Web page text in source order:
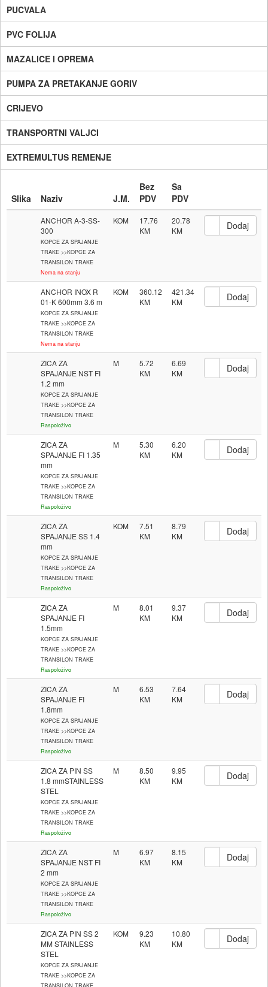
PUCVALA
PVC FOLIJA
MAZALICE I OPREMA
PUMPA ZA PRETAKANJE GORIV
CRIJEVO
TRANSPORTNI VALJCI
EXTREMULTUS REMENJE
Slika Naziv J.M.
Bez
PDV
Sa
PDV
ANCHOR A-3-SS-
300
KOPCE ZA SPAJANJE
TRAKE >>KOPCE ZA
TRANSILON TRAKE
Nema na stanju
KOM 17.76 20.78
ANCHOR INOX R
01-K 600mm 3.6 m
KOPCE ZA SPAJANJE
TRAKE >>KOPCE ZA
TRANSILON TRAKE
Nema na stanju
KOM 360.12 421.34
ZICA ZA
SPAJANJE NST FI
1.2 mm
KOPCE ZA SPAJANJE
TRAKE >>KOPCE ZA
TRANSILON TRAKE
Raspoloživo
M 5.72 6.69
ZICA ZA
SPAJANJE FI 1.35
mm
KOPCE ZA SPAJANJE
TRAKE >>KOPCE ZA
TRANSILON TRAKE
Raspoloživo
M 5.30 6.20
ZICA ZA
SPAJANJE SS 1.4
mm
KOPCE ZA SPAJANJE
TRAKE >>KOPCE ZA
TRANSILON TRAKE
Raspoloživo
KOM 7.51 8.79
ZICA ZA
SPAJANJE FI
1.5mm
KOPCE ZA SPAJANJE
TRAKE >>KOPCE ZA
TRANSILON TRAKE
Raspoloživo
M 8.01 9.37
ZICA ZA
SPAJANJE FI
1.8mm
KOPCE ZA SPAJANJE
TRAKE >>KOPCE ZA
TRANSILON TRAKE
Raspoloživo
M 6.53 7.64
ZICA ZA PIN SS
1.8 mmSTAINLESS
STEL
KOPCE ZA SPAJANJE
TRAKE >>KOPCE ZA
TRANSILON TRAKE
Raspoloživo
M 8.50 9.95
ZICA ZA
SPAJANJE NST FI
2 mm
KOPCE ZA SPAJANJE
TRAKE >>KOPCE ZA
TRANSILON TRAKE
Raspoloživo
M 6.97 8.15
ZICA ZA PIN SS 2
MM STAINLESS
STEL
KOPCE ZA SPAJANJE
TRAKE >>KOPCE ZA
KOM 9.23 10.80